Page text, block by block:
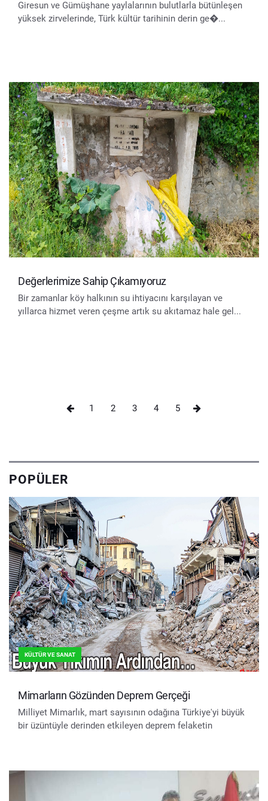
Giresun ve Gümüşhane yaylalarının bulutlarla bütünleşen
yüksek zirvelerinde, Türk kültür tarihinin derin ge�...
Değerlerimize Sahip Çıkamıyoruz
Bir zamanlar köy halkının su ihtiyacını karşılayan ve
yıllarca hizmet veren çeşme artık su akıtamaz hale gel...
1 2 3 4 5
POPÜLER
KÜLTÜR VE SANAT
Mimarların Gözünden Deprem Gerçeği
Milliyet Mimarlık, mart sayısının odağına Türkiye'yi büyük
bir üzüntüyle derinden etkileyen deprem felaketin